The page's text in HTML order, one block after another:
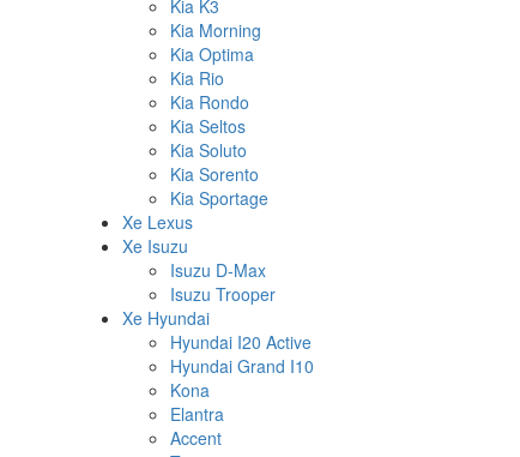
Kia K3
Kia Morning
Kia Optima
Kia Rio
Kia Rondo
Kia Seltos
Kia Soluto
Kia Sorento
Kia Sportage
Xe Lexus
Xe Isuzu
Isuzu D-Max
Isuzu Trooper
Xe Hyundai
Hyundai I20 Active
Hyundai Grand I10
Kona
Elantra
Accent